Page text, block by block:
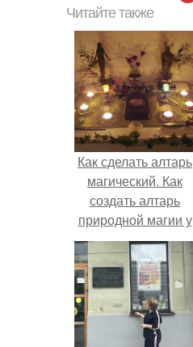
Читайте также
Как сделать алтарь
магический. Как
создать алтарь
природной магии у
себя дома.